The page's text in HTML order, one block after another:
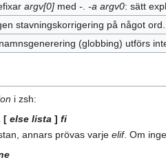
argv[0]med -. -a argv0: sätt
stavningskorrigering på något
(globbing) utförs
i zsh:
[ else lista ] fi
annars prövas varjeelif. Om